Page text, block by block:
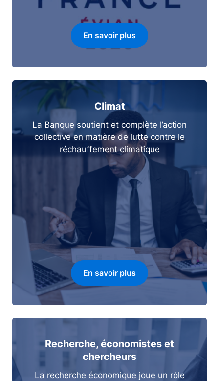
En savoir plus
Climat
La Banque soutient et complète l’action
collective en matière de lutte contre le
réchauffement climatique
En savoir plus
Recherche, économistes et
chercheurs
La recherche économique joue un rôle